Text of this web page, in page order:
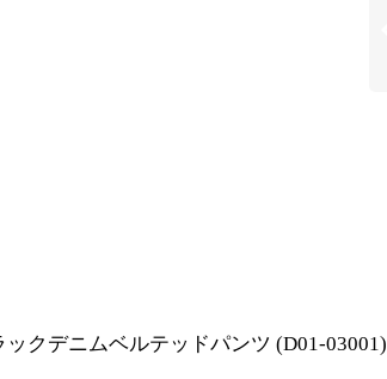
クデニムベルテッドパンツ (D01-03001)